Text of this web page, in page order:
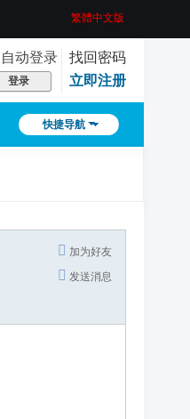
繁體中文版
自动登录
找回密码
登录 立即注册
快捷导航
加为好友
发送消息